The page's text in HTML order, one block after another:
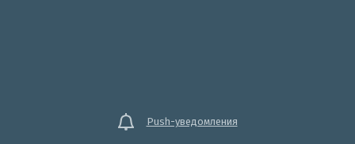
Push-уведомления